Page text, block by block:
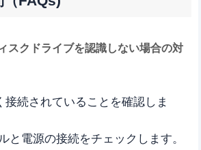
スクドライブを認識しない場合の対
接続されていることを確認しま
と電源の接続をチェックします。